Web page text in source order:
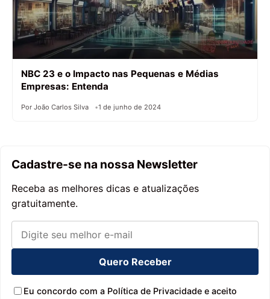
NBC 23 e o Impacto nas Pequenas e Médias
Empresas: Entenda
Por João Carlos Silva 1 de junho de 2024
Cadastre-se na nossa Newsletter
Receba as melhores dicas e atualizações
gratuitamente.
Quero Receber
Eu concordo com a Política de Privacidade e aceito